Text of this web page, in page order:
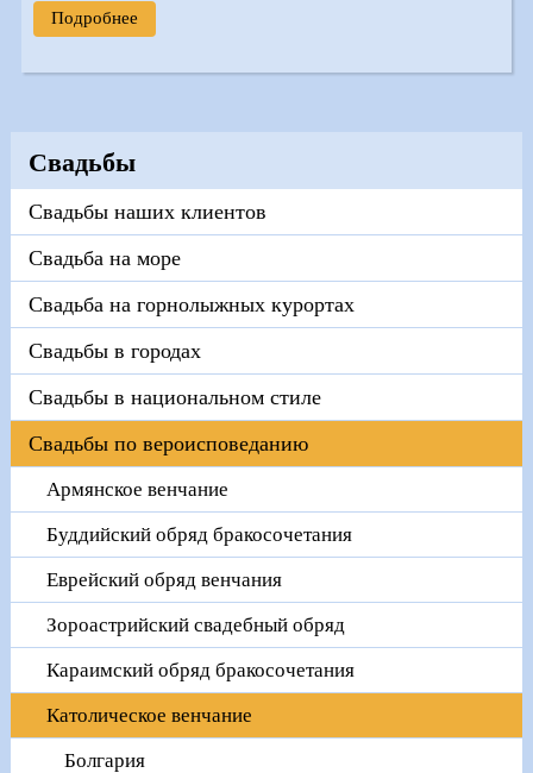
Подробнее
Свадьбы
Свадьбы наших клиентов
Свадьба на море
Свадьба на горнолыжных курортах
Свадьбы в городах
Свадьбы в национальном стиле
Свадьбы по вероисповеданию
Армянское венчание
Буддийский обряд бракосочетания
Еврейский обряд венчания
Зороастрийский свадебный обряд
Караимский обряд бракосочетания
Католическое венчание
Болгария